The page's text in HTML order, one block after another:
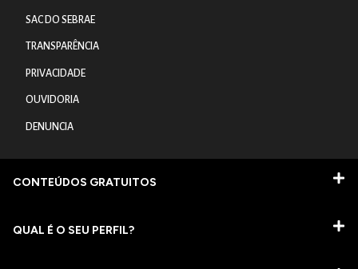
SAC DO SEBRAE
TRANSPARÊNCIA
PRIVACIDADE
OUVIDORIA
DENUNCIA
CONTEÚDOS GRATUITOS
QUAL É O SEU PERFIL?